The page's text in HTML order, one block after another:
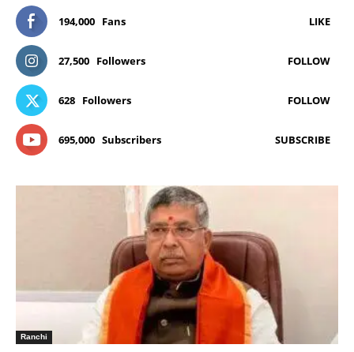
194,000 Fans LIKE
27,500 Followers FOLLOW
628 Followers FOLLOW
695,000 Subscribers SUBSCRIBE
Ranchi